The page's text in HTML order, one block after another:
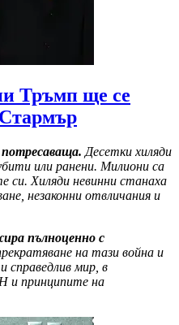
Тръмп ще се
Десетки хиляди
или ранени. Милиони са
си. Хиляди невинни станаха
незаконни отвличания и
пълноценно с
на тази война и
справедлив мир, в
и принципите на